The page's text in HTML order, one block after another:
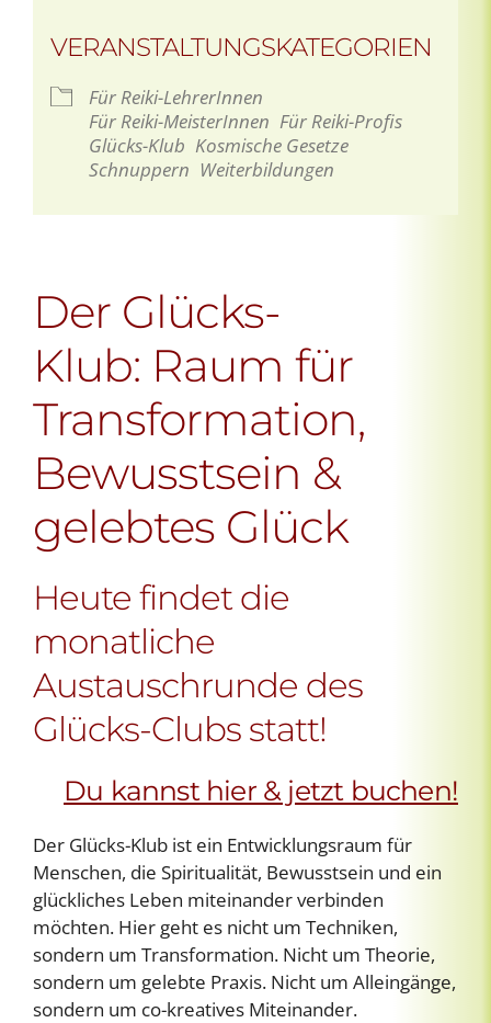
VERANSTALTUNGSKATEGORIEN
Für Reiki-LehrerInnen
Für Reiki-MeisterInnen Für Reiki-Profis
Glücks-Klub Kosmische Gesetze
Schnuppern Weiterbildungen
Der Glücks-
Klub: Raum für
Transformation,
Bewusstsein &
gelebtes Glück
Heute findet die
monatliche
Austauschrunde des
Glücks-Clubs statt!
Du kannst hier & jetzt buchen!
Der Glücks-Klub ist ein Entwicklungsraum für
Menschen, die Spiritualität, Bewusstsein und ein
glückliches Leben miteinander verbinden
möchten. Hier geht es nicht um Techniken,
sondern um Transformation. Nicht um Theorie,
sondern um gelebte Praxis. Nicht um Alleingänge,
sondern um co-kreatives Miteinander.